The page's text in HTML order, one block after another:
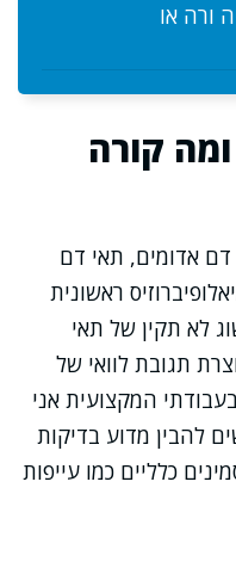
ורה או
קורה
אדומים, תאי דם
ראשונית
לא תקין של תאי
תגובת לוואי של
המקצועית אני
להבין מדוע בדיקות
כלליים כמו עייפות